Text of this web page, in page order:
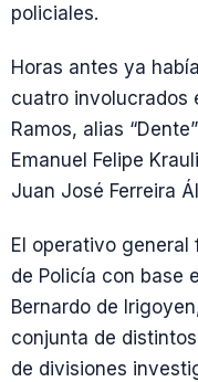
policiales.
Horas antes ya
cuatro involucrados
Ramos, alias
Emanuel Felipe
Juan José Ferreira
El operativo
de Policía con base
Bernardo de
conjunta de
de divisiones